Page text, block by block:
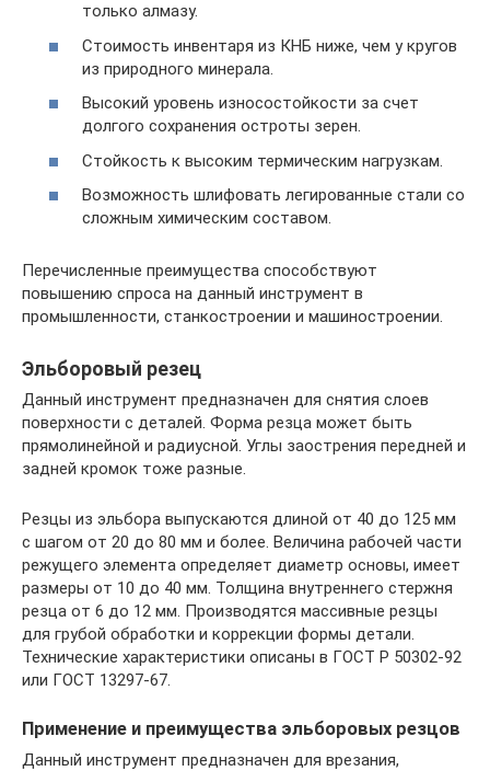
только алмазу.
Стоимость инвентаря из КНБ ниже, чем у кругов
из природного минерала.
Высокий уровень износостойкости за счет
долгого сохранения остроты зерен.
Стойкость к высоким термическим нагрузкам.
Возможность шлифовать легированные стали со
сложным химическим составом.
Перечисленные преимущества способствуют
повышению спроса на данный инструмент в
промышленности, станкостроении и машиностроении.
Эльборовый резец
Данный инструмент предназначен для снятия слоев
поверхности с деталей. Форма резца может быть
прямолинейной и радиусной. Углы заострения передней и
задней кромок тоже разные.
Резцы из эльбора выпускаются длиной от 40 до 125 мм
с шагом от 20 до 80 мм и более. Величина рабочей части
режущего элемента определяет диаметр основы, имеет
размеры от 10 до 40 мм. Толщина внутреннего стержня
резца от 6 до 12 мм. Производятся массивные резцы
для грубой обработки и коррекции формы детали.
Технические характеристики описаны в ГОСТ Р 50302-92
или ГОСТ 13297-67.
Применение и преимущества эльборовых резцов
Данный инструмент предназначен для врезания,